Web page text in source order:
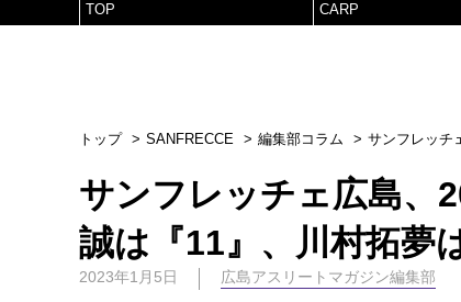
TOP CARP
トップ SANFRECCE 編集部コラム サンフレッチ
サンフレッチェ広島、
誠は『11』、川村拓夢
2023年1月5日 広島アスリートマガジン編集部